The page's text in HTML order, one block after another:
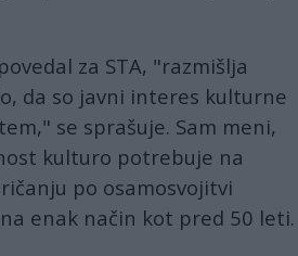
za STA, "razmišlja
da so javni interes kulturne
se sprašuje. Sam meni,
kulturo potrebuje na
po osamosvojitvi
enak način kot pred 50 leti.